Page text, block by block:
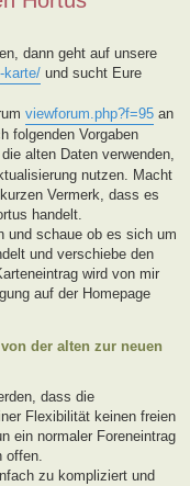
dann geht auf unsere
karte/ und sucht Eure
viewforum.php?f=95 an
folgenden Vorgaben
alten Daten verwenden,
nutzen. Macht
Vermerk, dass es
handelt.
und schaue ob es sich um
und verschiebe den
wird von mir
auf der Homepage
der alten zur neuen
dass die
Flexibilität keinen freien
ein normaler Foreneintrag
offen.
zu kompliziert und